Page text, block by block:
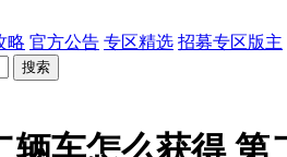
略 官方公告 专区精选 招募专区版主
搜索